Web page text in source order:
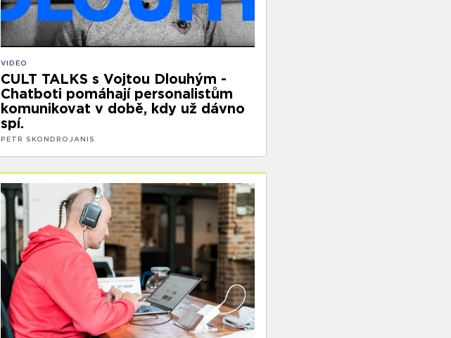
VIDEO
CULT TALKS s Vojtou Dlouhým -
Chatboti pomáhají personalistům
komunikovat v době, kdy už dávno
spí.
PETR SKONDROJANIS